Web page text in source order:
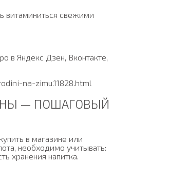
витаминиться свежими
в Яндекс Дзен, Вконтакте,
na-zimu.11828.html
— ПОШАГОВЫЙ
в магазине или
необходимо учитывать:
хранения напитка.